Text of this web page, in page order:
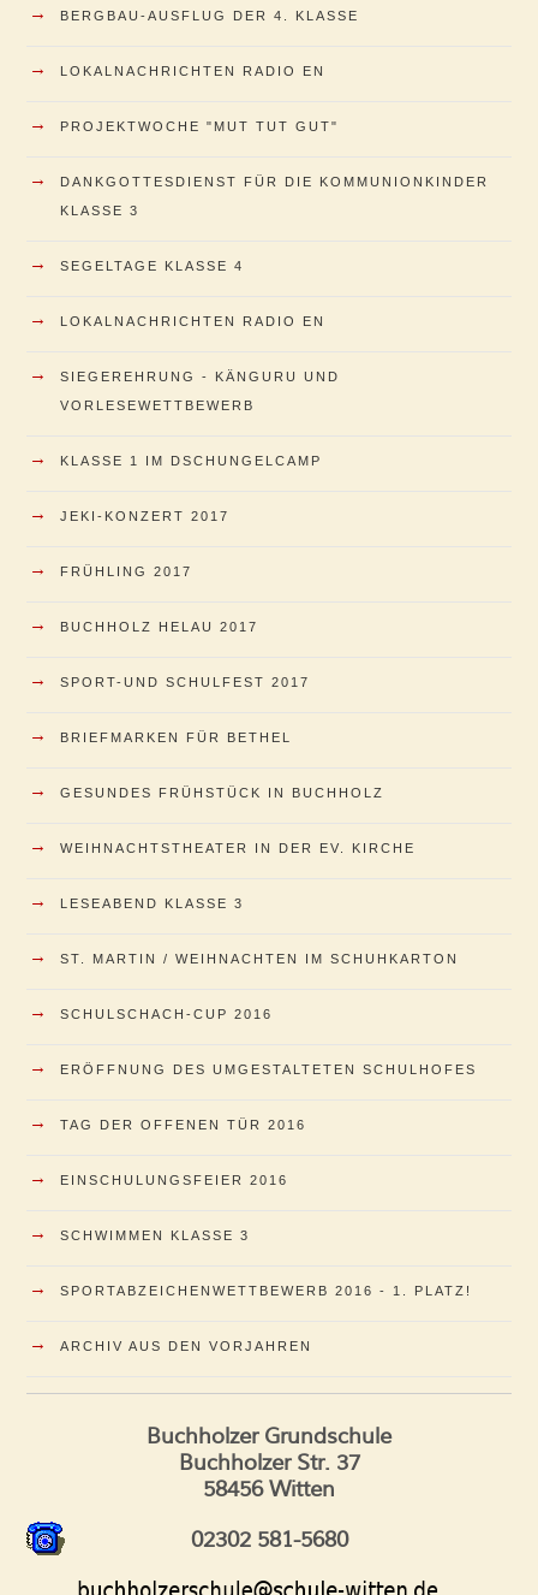
→ BERGBAU-AUSFLUG DER 4. KLASSE
→ LOKALNACHRICHTEN RADIO EN
→ PROJEKTWOCHE "MUT TUT GUT"
→
DANKGOTTESDIENST FÜR DIE KOMMUNIONKINDER
KLASSE 3
→ SEGELTAGE KLASSE 4
→ LOKALNACHRICHTEN RADIO EN
→
SIEGEREHRUNG - KÄNGURU UND
VORLESEWETTBEWERB
→ KLASSE 1 IM DSCHUNGELCAMP
→ JEKI-KONZERT 2017
→ FRÜHLING 2017
→ BUCHHOLZ HELAU 2017
→ SPORT-UND SCHULFEST 2017
→ BRIEFMARKEN FÜR BETHEL
→ GESUNDES FRÜHSTÜCK IN BUCHHOLZ
→ WEIHNACHTSTHEATER IN DER EV. KIRCHE
→ LESEABEND KLASSE 3
→ ST. MARTIN / WEIHNACHTEN IM SCHUHKARTON
→ SCHULSCHACH-CUP 2016
→ ERÖFFNUNG DES UMGESTALTETEN SCHULHOFES
→ TAG DER OFFENEN TÜR 2016
→ EINSCHULUNGSFEIER 2016
→ SCHWIMMEN KLASSE 3
→ SPORTABZEICHENWETTBEWERB 2016 - 1. PLATZ!
→ ARCHIV AUS DEN VORJAHREN
Buchholzer Grundschule
Buchholzer Str. 37
58456 Witten
02302 581-5680